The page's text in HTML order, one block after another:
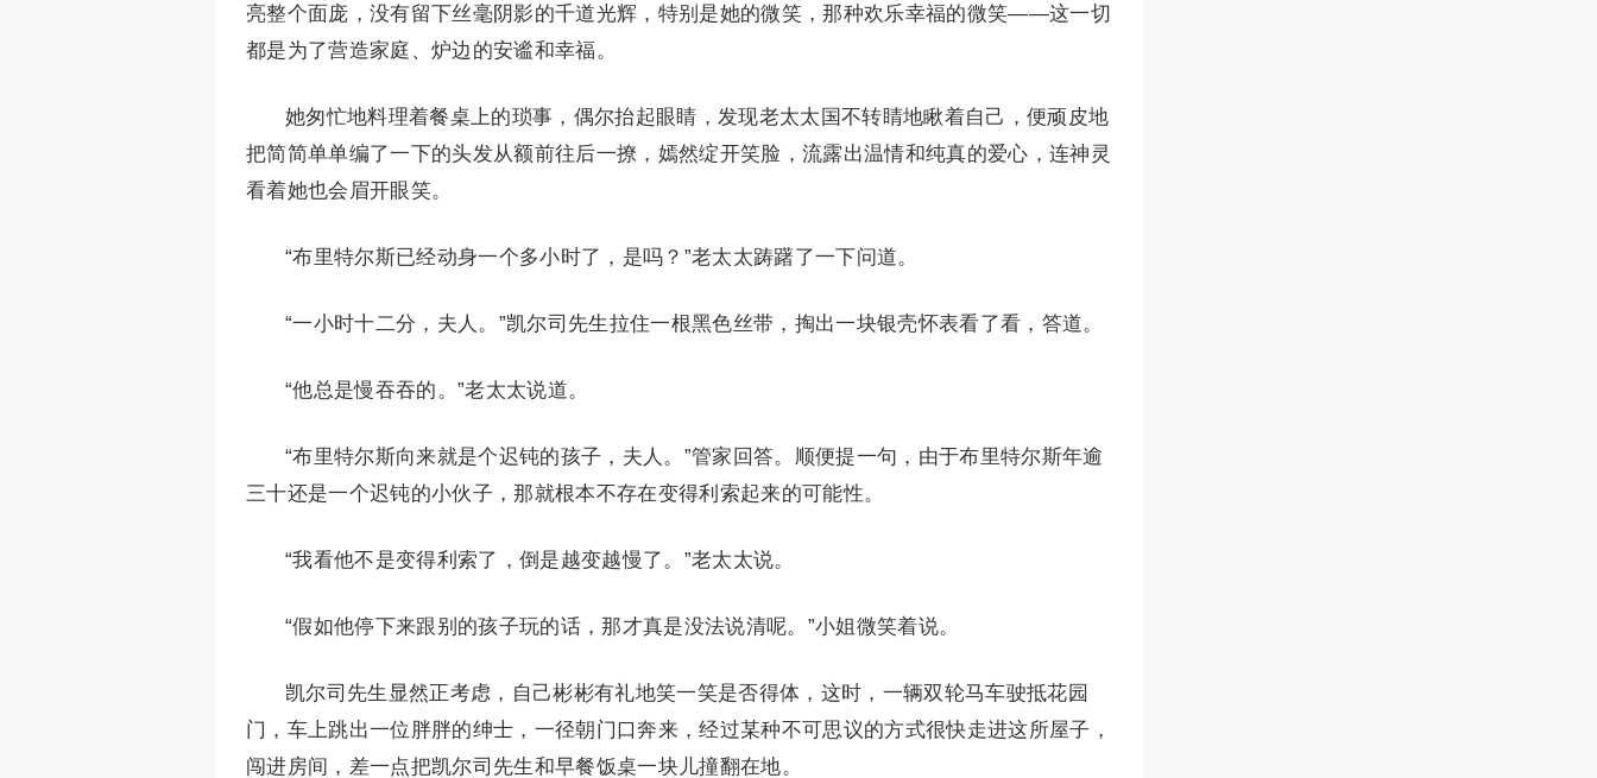
亮整个面庞，没有留下丝毫阴影的千道光辉，特别是她的微笑，那种欢乐幸福的微笑——这一切
都是为了营造家庭、炉边的安谧和幸福。
她匆忙地料理着餐桌上的琐事，偶尔抬起眼睛，发现老太太国不转睛地瞅着自己，便顽皮地
把简简单单编了一下的头发从额前往后一撩，嫣然绽开笑脸，流露出温情和纯真的爱心，连神灵
看着她也会眉开眼笑。
“布里特尔斯已经动身一个多小时了，是吗？”老太太踌躇了一下问道。
“一小时十二分，夫人。”凯尔司先生拉住一根黑色丝带，掏出一块银壳怀表看了看，答道。
“他总是慢吞吞的。”老太太说道。
“布里特尔斯向来就是个迟钝的孩子，夫人。”管家回答。顺便提一句，由于布里特尔斯年逾
三十还是一个迟钝的小伙子，那就根本不存在变得利索起来的可能性。
“我看他不是变得利索了，倒是越变越慢了。”老太太说。
“假如他停下来跟别的孩子玩的话，那才真是没法说清呢。”小姐微笑着说。
凯尔司先生显然正考虑，自己彬彬有礼地笑一笑是否得体，这时，一辆双轮马车驶抵花园
门，车上跳出一位胖胖的绅士，一径朝门口奔来，经过某种不可思议的方式很快走进这所屋子，
闯进房间，差一点把凯尔司先生和早餐饭桌一块儿撞翻在地。